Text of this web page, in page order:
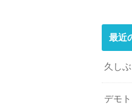
最近
久し
デモ